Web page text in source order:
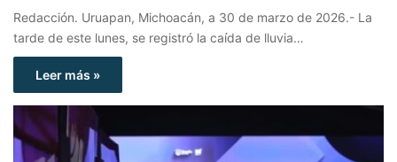
Redacción. Uruapan, Michoacán, a 30 de marzo de 2026.- La
tarde de este lunes, se registró la caída de lluvia…
Leer más »